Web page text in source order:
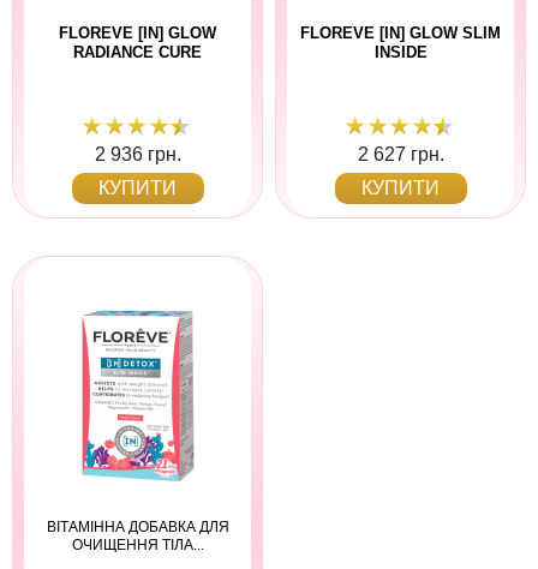
FLOREVE [IN] GLOW
RADIANCE CURE
2 936 грн.
КУПИТИ
FLOREVE [IN] GLOW SLIM
INSIDE
2 627 грн.
КУПИТИ
ВІТАМІННА ДОБАВКА ДЛЯ
ОЧИЩЕННЯ ТІЛА...